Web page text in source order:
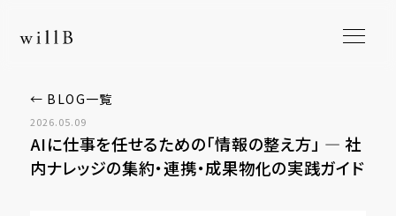
← BLOG一覧
2026.05.09
AIに仕事を任せるための「情報の整え方」 ― 社
内ナレッジの集約・連携・成果物化の実践ガイド